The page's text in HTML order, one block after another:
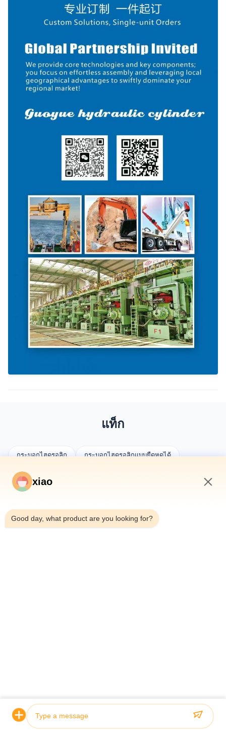
แท็ก
กระบอกไฮดรอลิก กระบอกไฮดรอลิกแบบยืดหดได้
ซิลินเดอร์ตามสั่ง
คุณอาจชอบ
OEM Double Shield TBM Telescopic
Hydraulic Cylinder สําหรับเครื่องเจาะอุโมงค์
เครื่องป้องกั
รศน์สําหรับเ
xiao
Good day, what product are you looking for?